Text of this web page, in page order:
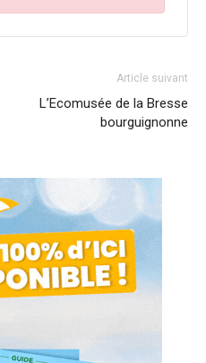
Article suivant
L’Ecomusée de la Bresse
bourguignonne